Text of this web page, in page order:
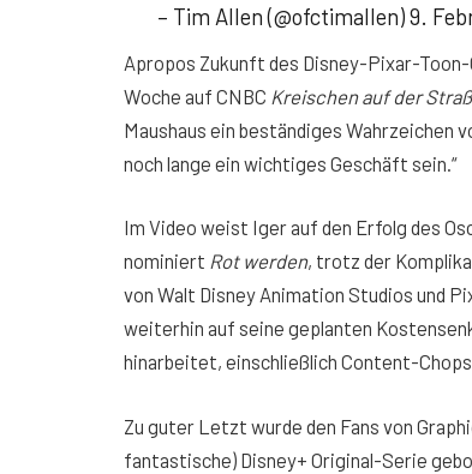
– Tim Allen (@ofctimallen) 9.
Apropos Zukunft des Disney-Pixar-
Woche auf CNBC Kreischen auf der
Maushaus ein beständiges Wahrzeichen
noch lange ein wichtiges Geschäft sein.“
Im Video weist Iger auf den Erfolg des
nominiert Rot werden, trotz der
von Walt Disney Animation Studios und
weiterhin auf seine geplanten
hinarbeitet, einschließlich Content-
Zu guter Letzt wurde den Fans von
fantastische) Disney+ Original-Serie